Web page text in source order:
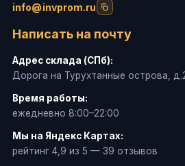
info@invprom.ru
Написать на почту
Адрес склада (СПб):
Дорога на Турухтанные острова,
Время работы:
ежедневно 8:00–22:00
Мы на Яндекс Картах:
рейтинг 4,9 из 5 — 39 отзывов